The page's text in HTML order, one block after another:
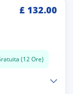
£ 132.00
(12 Ore)